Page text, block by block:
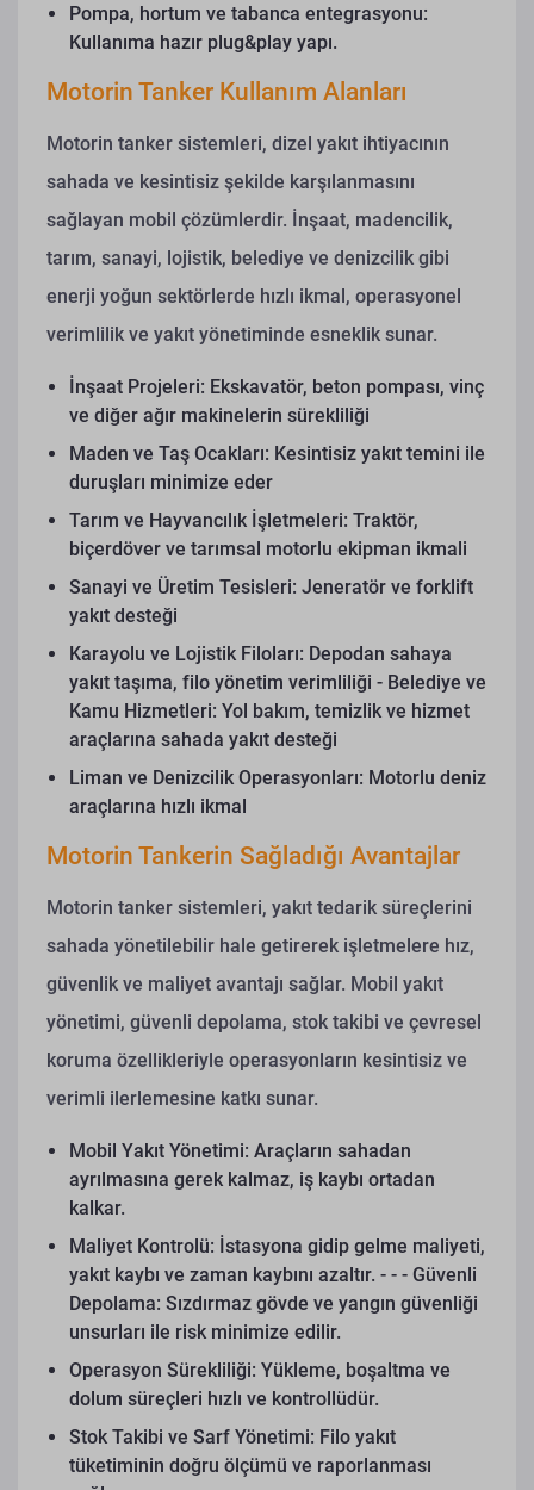
Pompa, hortum ve tabanca entegrasyonu:
Kullanıma hazır plug&play yapı.
Motorin Tanker Kullanım Alanları
Motorin tanker sistemleri, dizel yakıt ihtiyacının
sahada ve kesintisiz şekilde karşılanmasını
sağlayan mobil çözümlerdir. İnşaat, madencilik,
tarım, sanayi, lojistik, belediye ve denizcilik gibi
enerji yoğun sektörlerde hızlı ikmal, operasyonel
verimlilik ve yakıt yönetiminde esneklik sunar.
İnşaat Projeleri: Ekskavatör, beton pompası, vinç
ve diğer ağır makinelerin sürekliliği
Maden ve Taş Ocakları: Kesintisiz yakıt temini ile
duruşları minimize eder
Tarım ve Hayvancılık İşletmeleri: Traktör,
biçerdöver ve tarımsal motorlu ekipman ikmali
Sanayi ve Üretim Tesisleri: Jeneratör ve forklift
yakıt desteği
Karayolu ve Lojistik Filoları: Depodan sahaya
yakıt taşıma, filo yönetim verimliliği - Belediye ve
Kamu Hizmetleri: Yol bakım, temizlik ve hizmet
araçlarına sahada yakıt desteği
Liman ve Denizcilik Operasyonları: Motorlu deniz
araçlarına hızlı ikmal
Motorin Tankerin Sağladığı Avantajlar
Motorin tanker sistemleri, yakıt tedarik süreçlerini
sahada yönetilebilir hale getirerek işletmelere hız,
güvenlik ve maliyet avantajı sağlar. Mobil yakıt
yönetimi, güvenli depolama, stok takibi ve çevresel
koruma özellikleriyle operasyonların kesintisiz ve
verimli ilerlemesine katkı sunar.
Mobil Yakıt Yönetimi: Araçların sahadan
ayrılmasına gerek kalmaz, iş kaybı ortadan
kalkar.
Maliyet Kontrolü: İstasyona gidip gelme maliyeti,
yakıt kaybı ve zaman kaybını azaltır. - - - Güvenli
Depolama: Sızdırmaz gövde ve yangın güvenliği
unsurları ile risk minimize edilir.
Operasyon Sürekliliği: Yükleme, boşaltma ve
dolum süreçleri hızlı ve kontrollüdür.
Stok Takibi ve Sarf Yönetimi: Filo yakıt
tüketiminin doğru ölçümü ve raporlanması